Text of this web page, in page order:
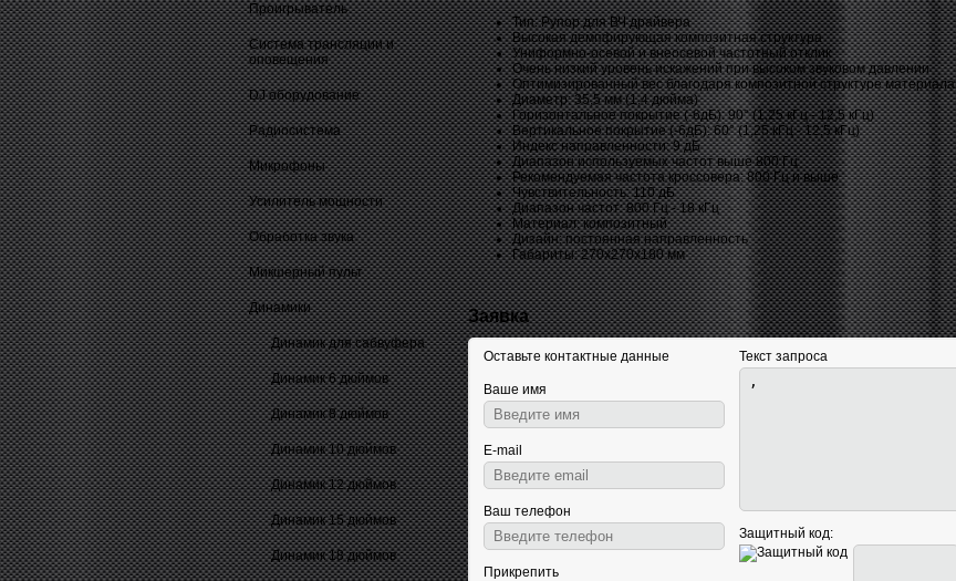
Проигрыватель
Система трансляции и
оповещения
DJ оборудование
Радиосистема
Микрофоны
Усилитель мощности
Обработка звука
Микшерный пульт
Динамики
Динамик для сабвуфера
Динамик 6 дюймов
Динамик 8 дюймов
Динамик 10 дюймов
Динамик 12 дюймов
Динамик 15 дюймов
Динамик 18 дюймов
Тип: Рупор для ВЧ драйвера
Высокая демпфирующая композитная структура
Униформно-осевой и внеосевой частотный отклик
Очень низкий уровень искажений при высоком звуковом давлении
Оптимизированный вес благодаря композитной структуре материала
Диаметр: 35,5 мм (1,4 дюйма)
Горизонтальное покрытие (-6дБ): 90° (1,25 кГц - 12,5 кГц)
Вертикальное покрытие (-6дБ): 60° (1,25 кГц - 12,5 кГц)
Индекс направленности: 9 дБ
Диапазон используемых частот выше 800 Гц
Рекомендуемая частота кроссовера: 800 Гц и выше
Чувствительность: 110 дБ
Диапазон частот: 800 Гц - 18 кГц
Материал: композитный
Дизайн: постоянная направленность
Габариты: 270x270x180 мм
Заявка
Оставьте контактные данные
Ваше имя
E-mail
Ваш телефон
Прикрепить
Текст запроса
Защитный код: